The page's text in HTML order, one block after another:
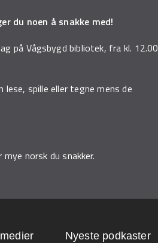
du noen å snakke med!
på Vågsbygd bibliotek, fra kl. 12.00
lese, spille eller tegne mens de
norsk du snakker.
Nyeste podkaster